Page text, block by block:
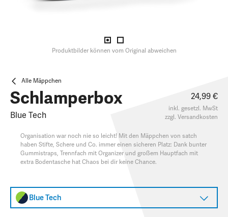
Produktbilder können vom Original abweichen
Alle Mäppchen
Schlamperbox
Blue Tech
24,99 €
inkl. gesetzl. MwSt
zzgl. Versandkosten
Organisation war noch nie so leicht! Mit den Mäppchen von satch
haben Stifte, Schere und Co. immer einen sicheren Platz: Dank bunter
Gummistraps, Trennfach mit Organizer und großem Hauptfach mit
extra Bodentasche hat Chaos bei dir keine Chance.
Blue Tech